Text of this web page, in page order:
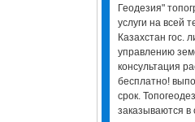
Геодезия"
услуги на всей
Казахстан гос.
управлению
консультация
бесплатно!
срок.
заказываются